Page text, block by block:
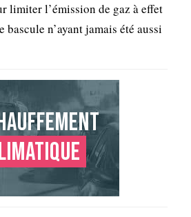
limiter l’émission de gaz à effet
bascule n’ayant jamais été aussi